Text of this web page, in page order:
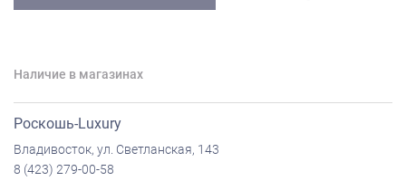
Наличие в магазинах
Роскошь-Luxury
Владивосток, ул. Светланская, 143
8 (423) 279-00-58